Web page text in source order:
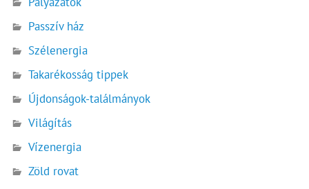
Passzív ház
Szélenergia
Takarékosság tippek
Újdonságok-találmányok
Világítás
Vízenergia
Zöld rovat